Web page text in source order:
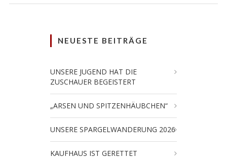
NEUESTE BEITRÄGE
UNSERE JUGEND HAT DIE
ZUSCHAUER BEGEISTERT
„ARSEN UND SPITZENHÄUBCHEN“
UNSERE SPARGELWANDERUNG 2026
KAUFHAUS IST GERETTET